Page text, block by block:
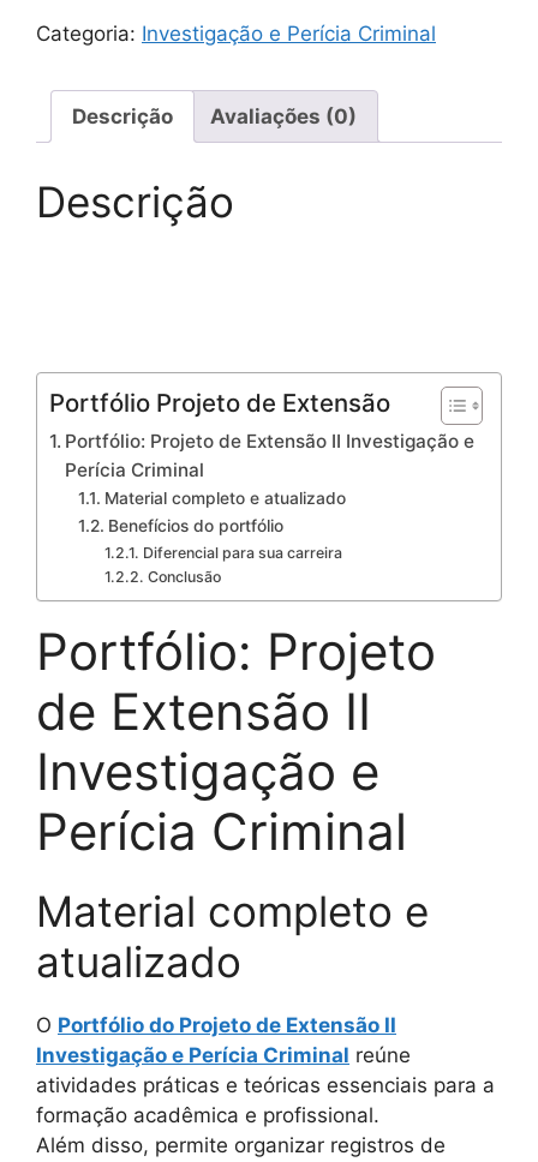
Categoria: Investigação e Perícia Criminal
Descrição Avaliações (0)
Descrição
Portfólio Projeto de Extensão
Portfólio: Projeto de Extensão II Investigação e
Perícia Criminal
Material completo e atualizado
Benefícios do portfólio
Diferencial para sua carreira
Conclusão
Portfólio: Projeto
de Extensão II
Investigação e
Perícia Criminal
Material completo e
atualizado
O Portfólio do Projeto de Extensão II
Investigação e Perícia Criminal reúne
atividades práticas e teóricas essenciais para a
formação acadêmica e profissional.
Além disso, permite organizar registros de